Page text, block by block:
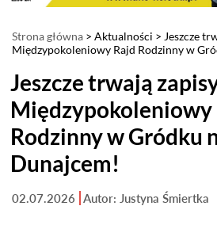
Strona główna > Aktualności > Jeszcze
Międzypokoleniowy Rajd Rodzinny w
Jeszcze trwają
Międzypokoleniowy
Rodzinny w Gródku
Dunajcem!
02.07.2026 Autor: Justyna Śmiertka